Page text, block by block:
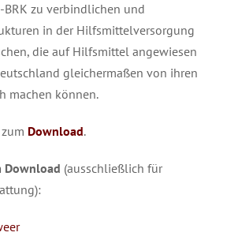
BRK zu verbindlichen und
in der Hilfsmittelversorgung
die auf Hilfsmittel angewiesen
gleichermaßen von ihren
machen können.
Download.
Download (ausschließlich für